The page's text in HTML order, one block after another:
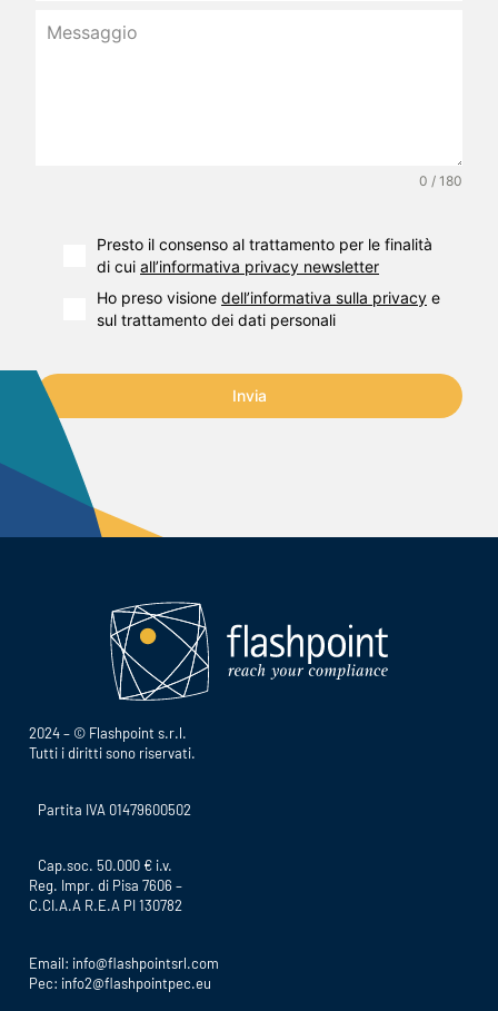
0 / 180
Presto il consenso al trattamento per le finalità
di cui all’informativa privacy newsletter
Ho preso visione dell’informativa sulla privacy e
sul trattamento dei dati personali
Invia
2024 – © Flashpoint s.r.l.
Tutti i diritti sono riservati.
Partita IVA 01479600502
Cap.soc. 50.000 € i.v.
Reg. Impr. di Pisa 7606 –
C.CI.A.A R.E.A PI 130782
Email: info@flashpointsrl.com
Pec: info2@flashpointpec.eu